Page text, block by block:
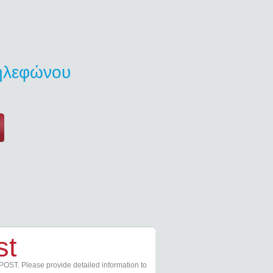
Please provide detailed information to